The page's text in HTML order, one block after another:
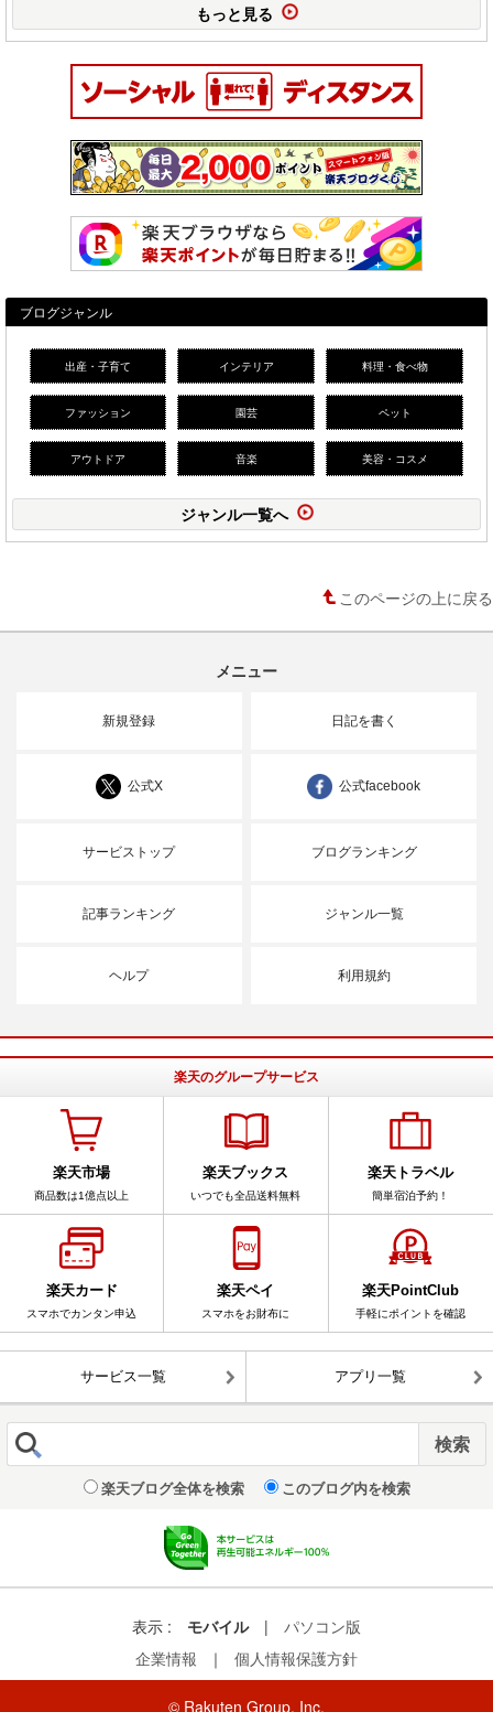
もっと見る
ブログジャンル
出産・子育て インテリア 料理・食べ物
ファッション 園芸 ペット
アウトドア 音楽 美容・コスメ
ジャンル一覧へ
このページの上に戻る
メニュー
新規登録 日記を書く
公式X 公式facebook
サービストップ ブログランキング
記事ランキング ジャンル一覧
ヘルプ 利用規約
楽天のグループサービス
楽天市場
商品数は1億点以上
楽天ブックス
いつでも全品送料無料
楽天トラベル
簡単宿泊予約！
楽天カード
スマホでカンタン申込
楽天ペイ
スマホをお財布に
楽天PointClub
手軽にポイントを確認
サービス一覧 アプリ一覧
楽天ブログ全体を検索 このブログ内を検索
表示 : モバイル |
パソコン版
企業情報
｜ 個人情報保護方針
© Rakuten Group, Inc.